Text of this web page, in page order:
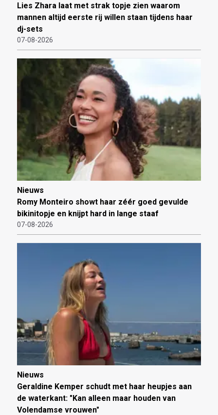
Lies Zhara laat met strak topje zien waarom
mannen altijd eerste rij willen staan tijdens haar
dj-sets
07-08-2026
Nieuws
Romy Monteiro showt haar zéér goed gevulde
bikinitopje en knijpt hard in lange staaf
07-08-2026
Nieuws
Geraldine Kemper schudt met haar heupjes aan
de waterkant: "Kan alleen maar houden van
Volendamse vrouwen"